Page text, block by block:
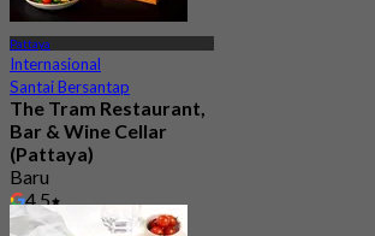
Pattaya
Internasional
Santai Bersantap
The Tram Restaurant,
Bar & Wine Cellar
(Pattaya)
Baru
4.5
Dari ฿ 499.5